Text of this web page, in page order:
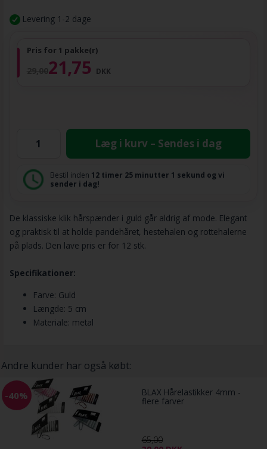
Levering 1-2 dage
Pris for 1 pakke(r)
21,75 DKK
Læg i kurv – Sendes i dag
Bestil inden 12 timer 25 minutter og vi sender i dag!
og praktisk til at holde pandehåret, hestehalen og rottehalerne
på plads. Den lave pris er for 12 stk.
Længde: 5 cm
Materiale: metal
-40% flere farver
39,00